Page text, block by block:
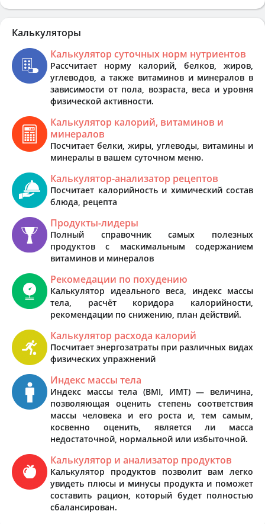
Калькуляторы
Калькулятор суточных норм нутриентов
Рассчитает норму калорий, белков, жиров,
углеводов, а также витаминов и минералов в
зависимости от пола, возраста, веса и уровня
физической активности.
Калькулятор калорий, витаминов и
минералов
Посчитает белки, жиры, углеводы, витамины и
минералы в вашем суточном меню.
Калькулятор-анализатор рецептов
Посчитает калорийность и химический состав
блюда, рецепта
Продукты-лидеры
Полный справочник самых полезных
продуктов с маскимальным содержанием
витаминов и минералов
Рекомедации по похудению
Калькулятор идеального веса, индекс массы
тела, расчёт коридора калорийности,
рекомендации по снижению, план действий.
Калькулятор расхода калорий
Посчитает энергозатраты при различных видах
физических упражнений
Индекс массы тела
Индекс массы тела (BMI, ИМТ) — величина,
позволяющая оценить степень соответствия
массы человека и его роста и, тем самым,
косвенно оценить, является ли масса
недостаточной, нормальной или избыточной.
Калькулятор и анализатор продуктов
Калькулятор продуктов позволит вам легко
увидеть плюсы и минусы продукта и поможет
составить рацион, который будет полностью
сбалансирован.